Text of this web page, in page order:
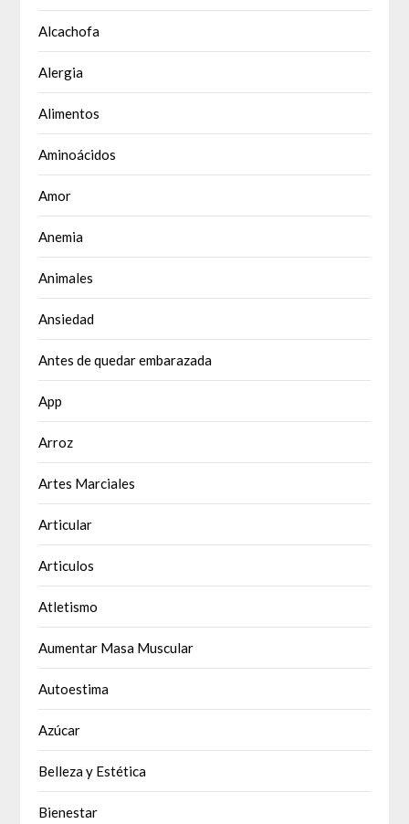
Alcachofa
Alergia
Alimentos
Aminoácidos
Amor
Anemia
Animales
Ansiedad
Antes de quedar embarazada
App
Arroz
Artes Marciales
Articular
Articulos
Atletismo
Aumentar Masa Muscular
Autoestima
Azúcar
Belleza y Estética
Bienestar